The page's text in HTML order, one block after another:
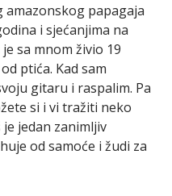
amazonskog papagaja
i sjećanjima na
sa mnom živio 19
ptića. Kad sam
gitaru i raspalim. Pa
si i vi tražiti neko
jedan zanimljiv
od samoće i žudi za